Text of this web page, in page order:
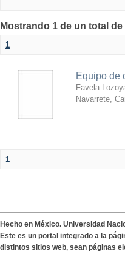
Mostrando 1 de un total
1
Equipo de
Favela
Navarrete,
1
Hecho en México. Universidad
Este es un portal integrado a la
distintos sitios web, sean páginas